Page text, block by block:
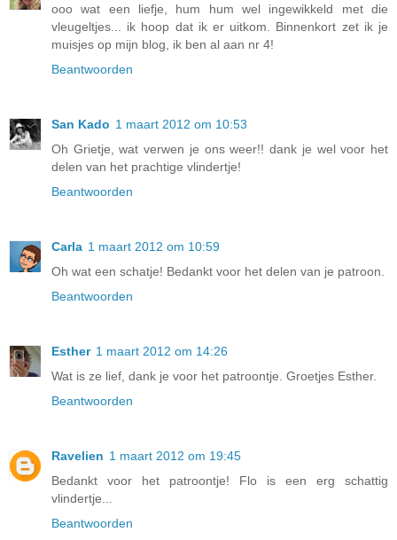
ooo wat een liefje, hum hum wel ingewikkeld met die
vleugeltjes... ik hoop dat ik er uitkom. Binnenkort zet ik je
muisjes op mijn blog, ik ben al aan nr 4!
Beantwoorden
San Kado 1 maart 2012 om 10:53
Oh Grietje, wat verwen je ons weer!! dank je wel voor het
delen van het prachtige vlindertje!
Beantwoorden
Carla 1 maart 2012 om 10:59
Oh wat een schatje! Bedankt voor het delen van je patroon.
Beantwoorden
Esther 1 maart 2012 om 14:26
Wat is ze lief, dank je voor het patroontje. Groetjes Esther.
Beantwoorden
Ravelien 1 maart 2012 om 19:45
Bedankt voor het patroontje! Flo is een erg schattig
vlindertje...
Beantwoorden